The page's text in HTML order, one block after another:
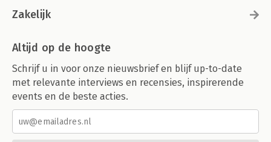
Zakelijk
Altijd op de hoogte
Schrijf u in voor onze nieuwsbrief en blijf up-to-date
met relevante interviews en recensies, inspirerende
events en de beste acties.